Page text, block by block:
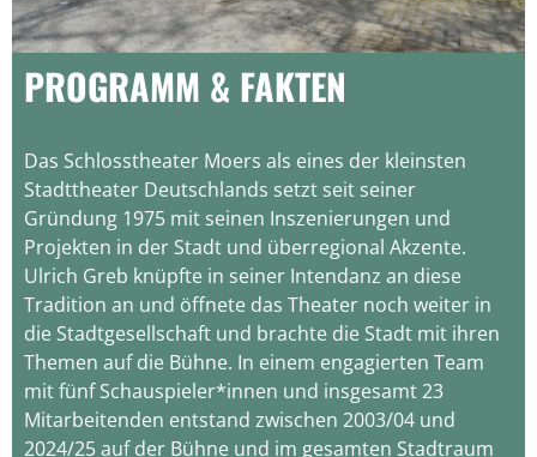
PROGRAMM & FAKTEN
Das Schlosstheater Moers als eines der kleinsten
Stadttheater Deutschlands setzt seit seiner
Gründung 1975 mit seinen Inszenierungen und
Projekten in der Stadt und überregional Akzente.
Ulrich Greb knüpfte in seiner Intendanz an diese
Tradition an und öffnete das Theater noch weiter in
die Stadtgesellschaft und brachte die Stadt mit ihren
Themen auf die Bühne. In einem engagierten Team
mit fünf Schauspieler*innen und insgesamt 23
Mitarbeitenden entstand zwischen 2003/04 und
2024/25 auf der Bühne und im gesamten Stadtraum